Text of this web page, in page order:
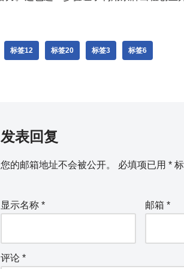
标签12 标签20 标签3 标签6
发表回复
您的邮箱地址不会被公开。 必填项已用 *
显示名称 * 邮箱*
评论 *